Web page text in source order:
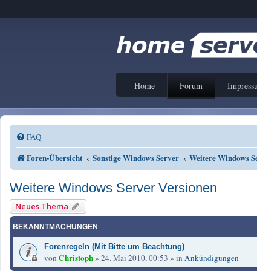
Home Forum
FAQ
Foren-Übersicht Sonstige Windows Server Weitere Windows
Weitere Windows Server Versionen
Neues Thema
BEKANNTMACHUNGEN
Forenregeln (Mit Bitte um Beachtung)
von Christoph» 24. Mai 2010, 00:53 » in Ankündigungen